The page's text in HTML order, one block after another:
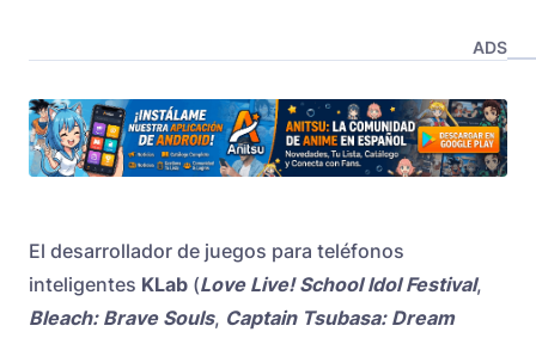
ADS
El desarrollador de juegos para teléfonos
inteligentes KLab (Love Live! School Idol Festival,
Bleach: Brave Souls, Captain Tsubasa: Dream